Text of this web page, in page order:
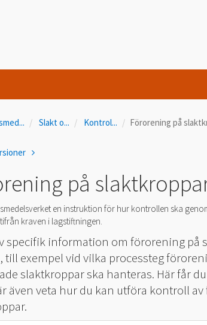
... Slakt o... Kontrol... Förorening på
på
en instruktion för hur kontrollen ska
kraven i lagstiftningen.
specifik information om förorening på
till exempel vid vilka processteg
slaktkroppar ska hanteras. Här får
även veta hur du kan utföra kontroll